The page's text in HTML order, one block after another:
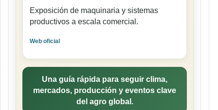
Exposición de maquinaria y sistemas
productivos a escala comercial.
Web oficial
Una guía rápida para seguir clima,
mercados, producción y eventos clave
del agro global.